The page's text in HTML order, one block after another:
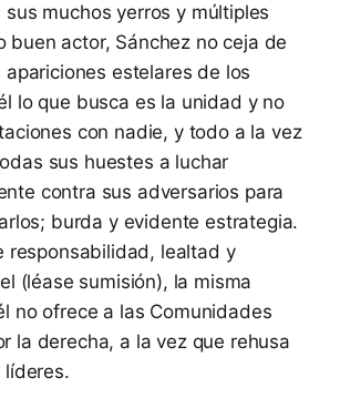
sus muchos yerros y múltiples
buen actor, Sánchez no ceja de
apariciones estelares de los
lo que busca es la unidad y no
con nadie, y todo a la vez
sus huestes a luchar
contra sus adversarios para
burda y evidente estrategia.
responsabilidad, lealtad y
(léase sumisión), la misma
no ofrece a las Comunidades
la derecha, a la vez que rehusa
líderes.